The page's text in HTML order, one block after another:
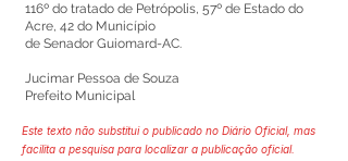
116º do tratado de Petrópolis, 57º de Estado do
Acre, 42 do Município
de Senador Guiomard-AC.
Jucimar Pessoa de Souza
Prefeito Municipal
Este texto não substitui o publicado no Diário Oficial, mas
facilita a pesquisa para localizar a publicação oficial.